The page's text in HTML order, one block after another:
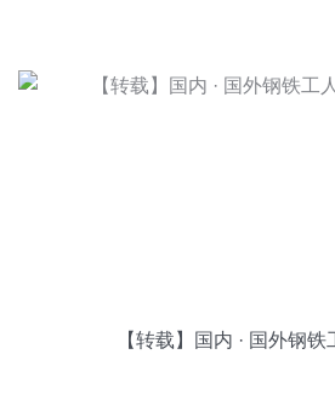
【转载】国内 · 国外钢